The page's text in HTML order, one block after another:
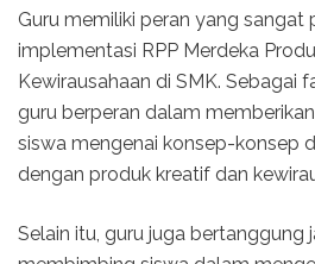
Guru memiliki peran yang sangat
implementasi RPP Merdeka
Kewirausahaan di SMK. Sebagai
guru berperan dalam
siswa mengenai konsep-konsep
dengan produk kreatif dan
Selain itu, guru juga bertanggung